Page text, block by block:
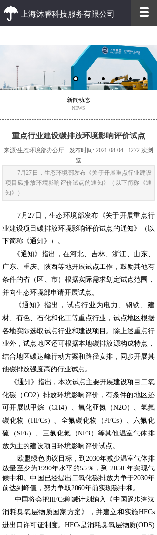
上海沐睿科技服务有限公司
优质的客户服务 高效的办事效率
新闻动态
NEWS
重点行业建设碳排放环境影响评价试点
来源:生态环境部办公厅 发布时间: 2021-08-04 1272 次浏
览
7月27日，生态环境部发布《关于开展重点行业建设
项目碳排放环境影响评价试点的通知》（以下简称《通
知》）
7月27日，生态环境部发布《关于开展重点行
业建设项目碳排放环境影响评价试点的通知》（以
下简称《通知》）。
《通知》指出，在河北、吉林、浙江、山东、
广东、重庆、陕西等地开展试点工作，鼓励其他有
条件的省（区、市）根据实际需求划定试点范围，
并向生态环境部申请开展试点。
《通知》指出，试点行业为电力、钢铁、建
材、有色、石化和化工等重点行业，试点地区根据
各地实际选取试点行业和建设项目。除上述重点行
业外，试点地区还可根据本地碳排放源构成特点，
结合地区碳达峰行动方案和路径安排，同步开展其
他碳排放强度高的行业试点。
《通知》指出，本次试点主要开展建设项目二氧
化碳（CO2）排放环境影响评价，有条件的地区还
可开展以甲烷（CH4）、氧化亚氮（N2O）、氢氟
碳化物（HFCs）、全氟碳化物（PFCs）、六氟化
硫（SF6）、三氟化氮（NF3）等其他温室气体排
放为主的建设项目环境影响评价试点。
欧盟绿色协议目标，到2030年减少温室气体排
放量至少为1990年水平的55％，到 2050 年实现气
候中和。中国已经提出二氧化碳排放力争于2030年
前达到峰值，努力争取2060年前实现碳中和。
中国将会把HFCs削减计划纳入《中国逐步淘汰
消耗臭氧层物质国家方案》，并建立和实施HFCs
进出口许可证制度。HFCs是消耗臭氧层物质(ODS)